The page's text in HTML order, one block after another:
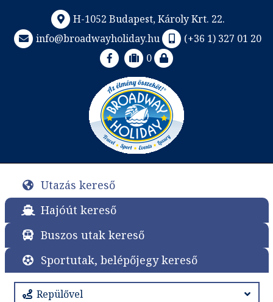
H-1052 Budapest, Károly Krt. 22.
info@broadwayholiday.hu
(+36 1) 327 01 20
0
Utazás kereső
Hajóút kereső
Buszos utak kereső
Sportutak, belépőjegy kereső